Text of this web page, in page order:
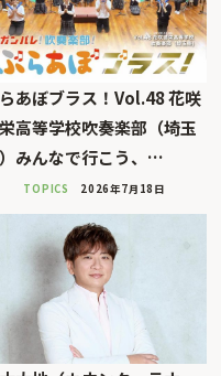
あぼブラス！Vol.48 花咲
高等学校吹奏楽部（埼玉
みんなで行こう、…
TOPICS 2026年7月18日